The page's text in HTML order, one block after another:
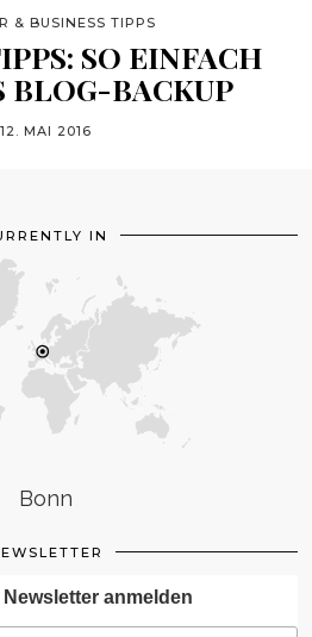
& BUSINESS TIPPS
SO EINFACH
BLOG-BACKUP
12. MAI 2016
IN
Bonn
anmelden